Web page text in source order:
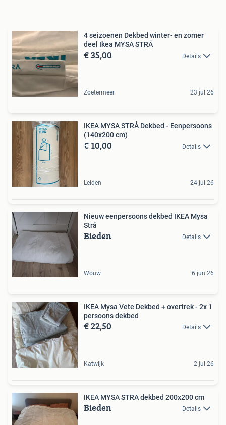
4 seizoenen Dekbed winter- en zomer
deel Ikea MYSA STRÅ
€ 35,00 Details
Zoetermeer 23 jul 26
IKEA MYSA STRÅ Dekbed - Eenpersoons
(140x200 cm)
€ 10,00 Details
Leiden 24 jul 26
Nieuw eenpersoons dekbed IKEA Mysa
Strå
Bieden Details
Wouw 6 jun 26
IKEA Mysa Vete Dekbed + overtrek - 2x 1
persoons dekbed
€ 22,50 Details
Katwijk 2 jul 26
IKEA MYSA STRA dekbed 200x200 cm
Bieden Details